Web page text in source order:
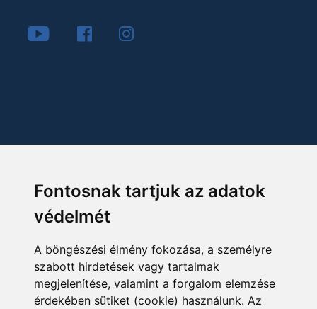
Fontosnak tartjuk az adatok
védelmét
A böngészési élmény fokozása, a személyre
szabott hirdetések vagy tartalmak
megjelenítése, valamint a forgalom elemzése
érdekében sütiket (cookie) használunk. Az